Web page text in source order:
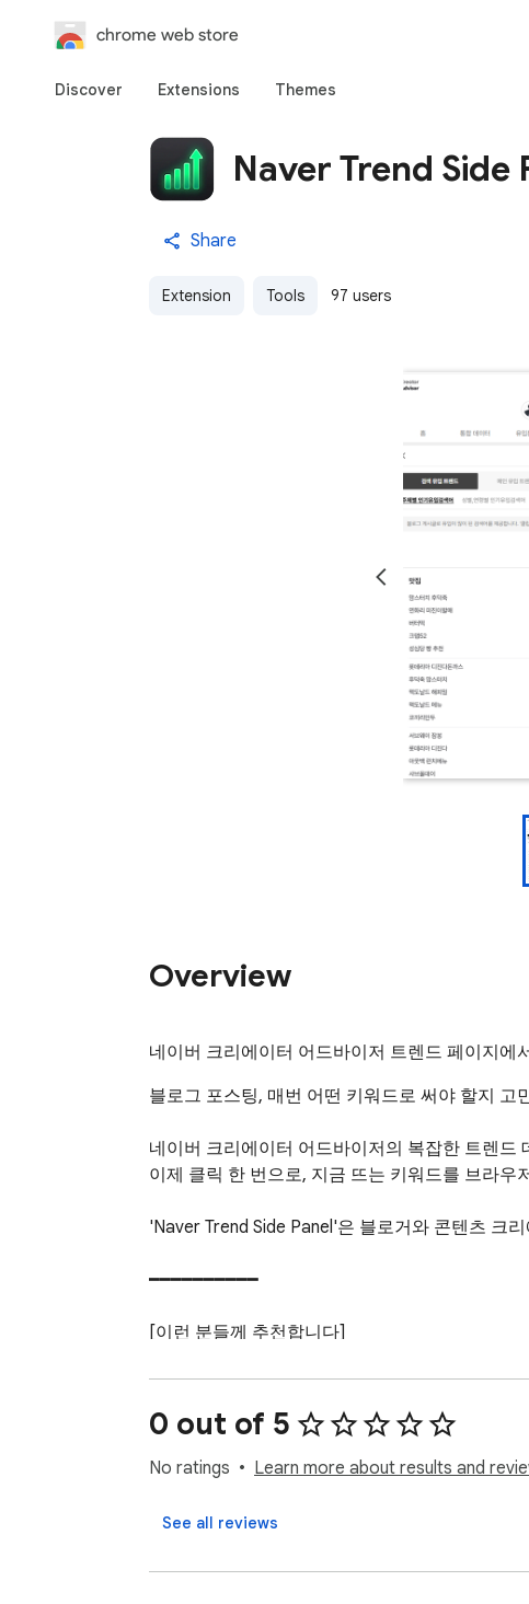
chrome web store
Discover Extensions Themes
Naver Trend Side
Share
Extension Tools 97 users
Overview
네이버 크리에이터 어드바이저 트렌드 페이지에
블로그 포스팅, 매번 어떤 키워드로 써야 할지 고
네이버 크리에이터 어드바이저의 복잡한 트렌드
이제 클릭 한 번으로, 지금 뜨는 키워드를 브라우
'Naver Trend Side Panel'은 블로거와 콘텐츠 크
━━━━━━━━━━
[이런 분들께 추천합니다]
- 블로그 주제 선정이 어려운 분
- 트렌드 키워드를 빠르게 찾고 싶은 분
- 콘텐츠 기획 시간을 줄이고 싶은 분
- 검색 유입과 조회수를 늘리고 싶은 분
━━━━━━━━━━
[주요 기능]
0 out of 5
No ratings Learn more about results and
See all reviews